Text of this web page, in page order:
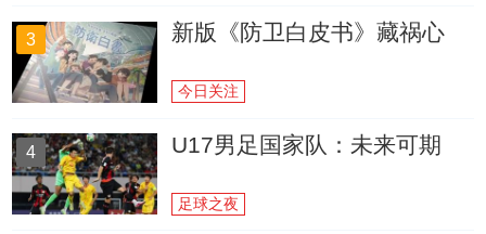
3 新版《防卫白皮书》藏祸心
今日关注
4 U17男足国家队：未来可期
足球之夜